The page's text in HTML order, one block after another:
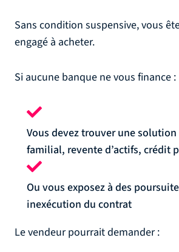
Sans condition suspensive, vous
engagé à acheter.
Si aucune banque ne vous finance :
Vous devez trouver une
familial, revente d’actifs, crédit
Ou vous exposez à des
inexécution du contrat
Le vendeur pourrait demander :